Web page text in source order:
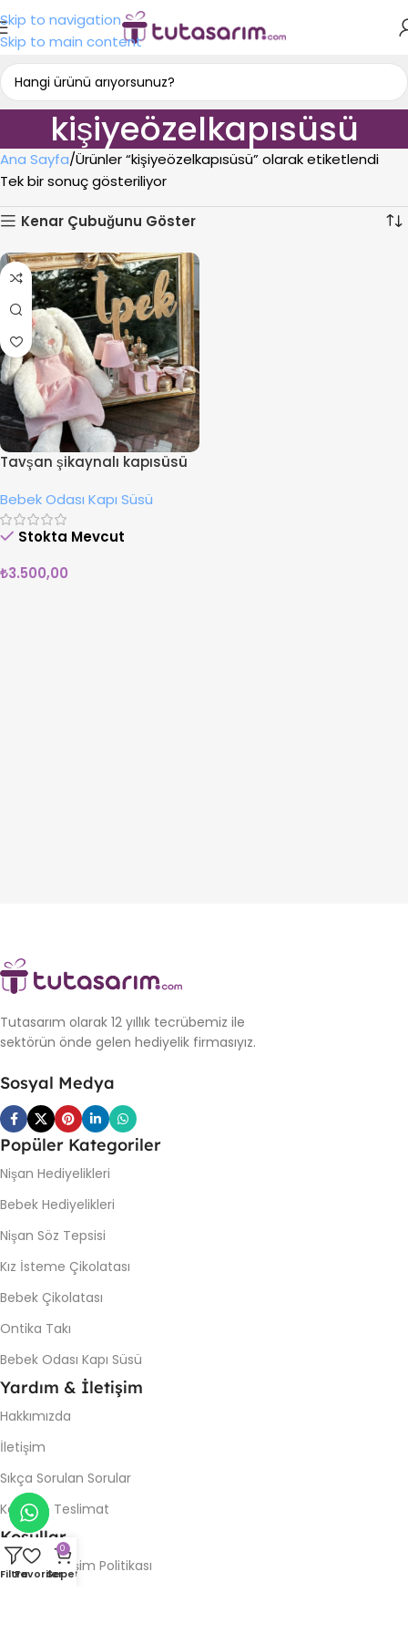
Skip to navigation
Skip to main content
kişiyeözelkapısüsü
Ana Sayfa Ürünler “kişiyeözelkapısüsü” olarak etiketlendi
Tek bir sonuç gösteriliyor
Kenar Çubuğunu Göster
Tavşan şikaynalı kapısüsü
Bebek Odası Kapı Süsü
Stokta Mevcut
₺3.500,00
Tutasarım olarak 12 yıllık tecrübemiz ile
sektörün önde gelen hediyelik firmasıyız.
Sosyal Medya
Popüler Kategoriler
Nişan Hediyelikleri
Bebek Hediyelikleri
Nişan Söz Tepsisi
Kız İsteme Çikolatası
Bebek Çikolatası
Ontika Takı
Bebek Odası Kapı Süsü
Yardım & İletişim
Hakkımızda
İletişim
Sıkça Sorulan Sorular
Kargo & Teslimat
Koşullar
İade & Değişim Politikası
FiltreFavoriler
0
Sepet